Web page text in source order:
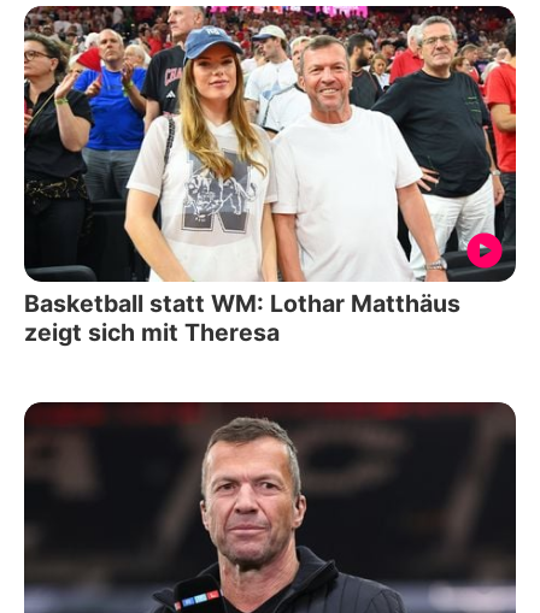
Basketball statt WM: Lothar Matthäus
zeigt sich mit Theresa